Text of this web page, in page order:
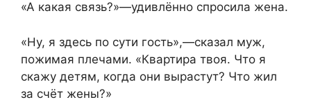
«А какая связь?»—удивлённо спросила жена.
«Ну, я здесь по сути гость»,—сказал муж,
пожимая плечами. «Квартира твоя. Что я
скажу детям, когда они вырастут? Что жил
за счёт жены?»